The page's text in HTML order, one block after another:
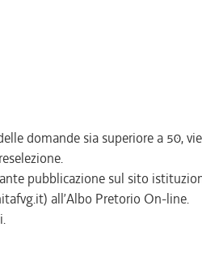
domande sia superiore a 50,
pubblicazione sul sito
all’Albo Pretorio On-line.